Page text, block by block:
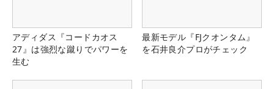
アディダス『コードカオス
27』は強烈な蹴りでパワーを
生む
最新モデル『FJクオンタム』
を石井良介プロがチェック